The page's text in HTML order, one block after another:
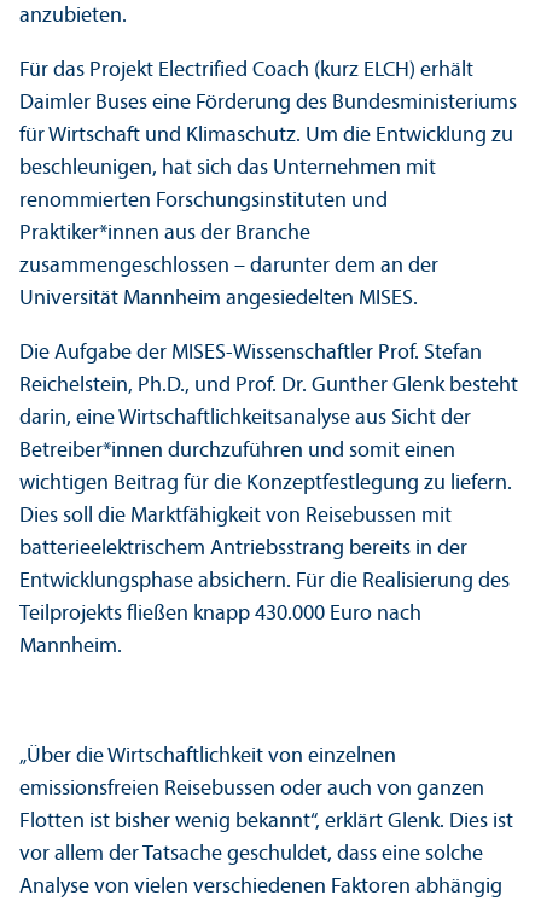
anzubieten.
Für das Projekt Electrified Coach (kurz ELCH) erhält
Daimler Buses eine Förderung des Bundes­ministeriums
für Wirtschaft und Klimaschutz. Um die Entwicklung zu
beschleunigen, hat sich das Unter­nehmen mit
renommierten Forschungs­instituten und
Praktiker*innen aus der Branche
zusammengeschlossen – dar­unter dem an der
Universität Mannheim angesiedelten MISES.
Die Aufgabe der MISES-Wissenschaft­ler Prof. Stefan
Reichelstein, Ph.D., und Prof. Dr. Gunther Glenk besteht
darin, eine Wirtschaft­lichkeits­analyse aus Sicht der
Betreiber*innen durchzuführen und somit einen
wichtigen Beitrag für die Konzeptfestlegung zu liefern.
Dies soll die Markt­fähigkeit von Reisebussen mit
batterieelektrischem Antriebsstrang bereits in der
Entwicklungs­phase absichern. Für die Realisierung des
Teil­projekts fließen knapp 430.000 Euro nach
Mannheim.
„Über die Wirtschaft­lichkeit von einzelnen
emissionsfreien Reisebussen oder auch von ganzen
Flotten ist bisher wenig bekannt“, erklärt Glenk. Dies ist
vor allem der Tatsache geschuldet, dass eine solche
Analyse von vielen verschiedenen Faktoren abhängig